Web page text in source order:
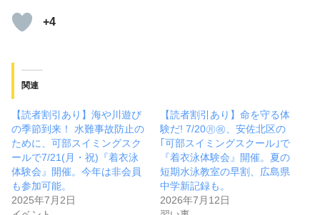
+4
関連
【読者割引あり】海や川遊び
の季節到来！ 水難事故防止の
ために、可部スイミングスク
ールで7/21(月・祝)『着衣泳
体験会』開催。今年は非会員
も参加可能。
2025年7月2日
【読者割引あり】命を守る体
験だ! 7/20㊊㊗、安佐北区の
｢可部スイミングスクール｣で
『着衣泳体験会』開催。夏の
短期水泳教室の早割、広島県
中学新記録も。
2026年7月12日